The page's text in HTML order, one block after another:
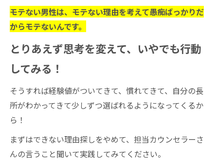
モテない男性は、モテない理由を考えて愚痴ばっかりだ
からモテないんです。
とりあえず思考を変えて、いやでも行動
してみる！
そうすれば経験値がついてきて、慣れてきて、自分の長
所がわかってきて少しずつ選ばれるようになってくるか
ら！
まずはできない理由探しをやめて、担当カウンセラーさ
んの言うこと聞いて実践してみてください。